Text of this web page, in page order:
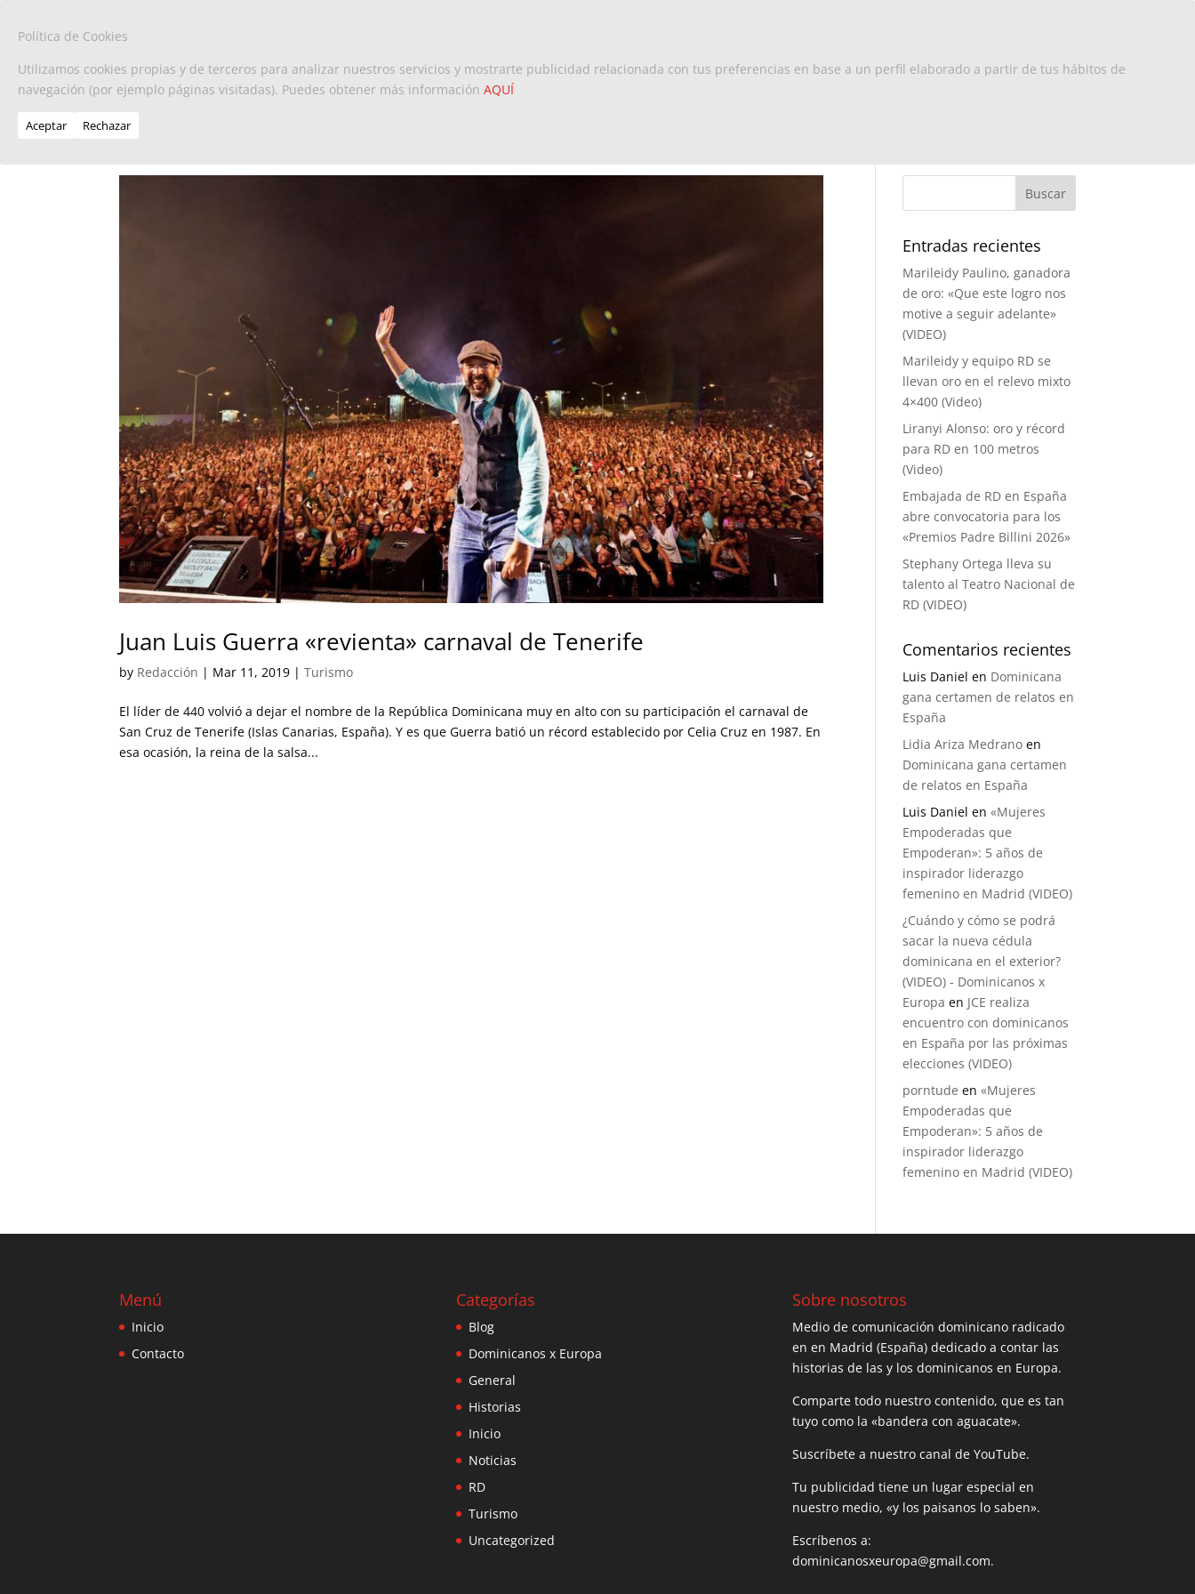
Inicio Europa Dominicanos x Europa Turismo Contacto
Juan Luis Guerra «revienta» carnaval de Tenerife
by Redacción | Mar 11, 2019 |Turismo
El líder de 440 volvió a dejar el nombre de la República Dominicana muy en alto con su participación el carnaval de
San Cruz de Tenerife (Islas Canarias, España). Y es que Guerra batió un récord establecido por Celia Cruz en 1987. En
esa ocasión, la reina de la salsa...
Entradas recientes
Marileidy Paulino, ganadora
de oro: «Que este logro nos
motive a seguir adelante»
(VIDEO)
Marileidy y equipo RD se
llevan oro en el relevo mixto
4×400 (Video)
Liranyi Alonso: oro y récord
para RD en 100 metros
(Video)
Embajada de RD en España
abre convocatoria para los
«Premios Padre Billini 2026»
Stephany Ortega lleva su
talento al Teatro Nacional de
RD (VIDEO)
Comentarios recientes
Luis Daniel en Dominicana
gana certamen de relatos en
España
Lidia Ariza Medrano en
Dominicana gana certamen
de relatos en España
Luis Daniel en«Mujeres
Empoderadas que
Empoderan»: 5 años de
inspirador liderazgo
femenino en Madrid (VIDEO)
¿Cuándo y cómo se podrá
sacar la nueva cédula
dominicana en el exterior?
(VIDEO) - Dominicanos x
Europa en JCE realiza
encuentro con dominicanos
en España por las próximas
elecciones (VIDEO)
porntude en«Mujeres
Empoderadas que
Empoderan»: 5 años de
inspirador liderazgo
femenino en Madrid (VIDEO)
Menú
Inicio
Contacto
Categorías
Blog
Dominicanos x Europa
General
Historias
Inicio
Noticias
RD
Turismo
Uncategorized
Sobre nosotros
Medio de comunicación dominicano radicado
en en Madrid (España) dedicado a contar las
historias de las y los dominicanos en Europa.
Comparte todo nuestro contenido, que es tan
tuyo como la «bandera con aguacate».
Suscríbete a nuestro canal de YouTube.
Tu publicidad tiene un lugar especial en
nuestro medio, «y los paisanos lo saben».
Escríbenos a:
dominicanosxeuropa@gmail.com.
Política de Cookies
Utilizamos cookies propias y de terceros para analizar nuestros servicios y mostrarte publicidad relacionada con tus preferencias en base a un perfil elaborado a partir de tus hábitos de
navegación (por ejemplo páginas visitadas). Puedes obtener más información AQUÍ
Aceptar Rechazar